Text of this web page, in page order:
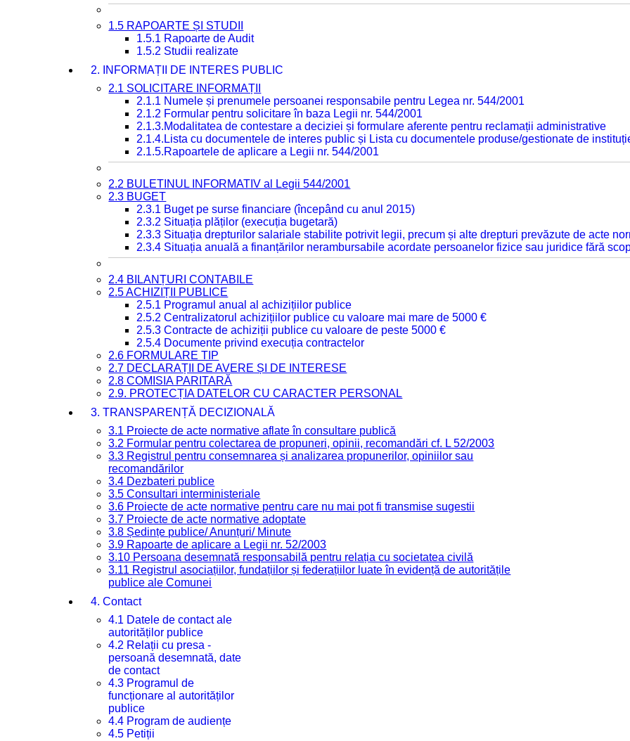
1.5 RAPOARTE ȘI STUDII
1.5.1 Rapoarte de Audit
1.5.2 Studii realizate
2. INFORMAȚII DE INTERES PUBLIC
2.1 SOLICITARE INFORMAȚII
2.1.1 Numele și prenumele persoanei responsabile pentru Legea nr. 544/2001
2.1.2 Formular pentru solicitare în baza Legii nr. 544/2001
2.1.3.Modalitatea de contestare a deciziei și formulare aferente pentru reclamații administrative
2.1.4.Lista cu documentele de interes public și Lista cu documentele produse/gestionate de
2.1.5.Rapoartele de aplicare a Legii nr. 544/2001
2.2 BULETINUL INFORMATIV al Legii 544/2001
2.3 BUGET
2.3.1 Buget pe surse financiare (începând cu anul 2015)
2.3.2 Situația plăților (execuția bugetară)
2.3.3 Situația drepturilor salariale stabilite potrivit legii, precum și alte drepturi prevăzute de acte
2.3.4 Situația anuală a finanțărilor nerambursabile acordate persoanelor fizice sau juridice fără
2.4 BILANȚURI CONTABILE
2.5 ACHIZIȚII PUBLICE
2.5.1 Programul anual al achizițiilor publice
2.5.2 Centralizatorul achizițiilor publice cu valoare mai mare de 5000 €
2.5.3 Contracte de achiziții publice cu valoare de peste 5000 €
2.5.4 Documente privind execuția contractelor
2.6 FORMULARE TIP
2.7 DECLARAȚII DE AVERE ȘI DE INTERESE
2.8 COMISIA PARITARĂ
2.9. PROTECȚIA DATELOR CU CARACTER PERSONAL
3. TRANSPARENȚĂ DECIZIONALĂ
3.1 Proiecte de acte normative aflate în consultare publică
3.2 Formular pentru colectarea de propuneri, opinii, recomandări cf. L 52/2003
3.3 Registrul pentru consemnarea și analizarea propunerilor, opiniilor sau
recomandărilor
3.4 Dezbateri publice
3.5 Consultari interministeriale
3.6 Proiecte de acte normative pentru care nu mai pot fi transmise sugestii
3.7 Proiecte de acte normative adoptate
3.8 Ședințe publice/ Anunțuri/ Minute
3.9 Rapoarte de aplicare a Legii nr. 52/2003
3.10 Persoana desemnată responsabilă pentru relația cu societatea civilă
3.11 Registrul asociațiilor, fundațiilor și federațiilor luate în evidență de autoritățile
publice ale Comunei
4. Contact
4.1 Datele de contact ale
autorităților publice
4.2 Relații cu presa -
persoană desemnată, date
de contact
4.3 Programul de
funcționare al autorităților
publice
4.4 Program de audiențe
4.5 Petiții